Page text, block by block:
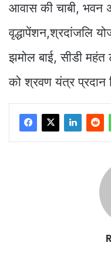
आवास की चाबी, भवन
वृद्धापेंशन,श्रदांजलि
झमोल बाई, सीडी महंत
को श्रवण यंत्र प्रदान